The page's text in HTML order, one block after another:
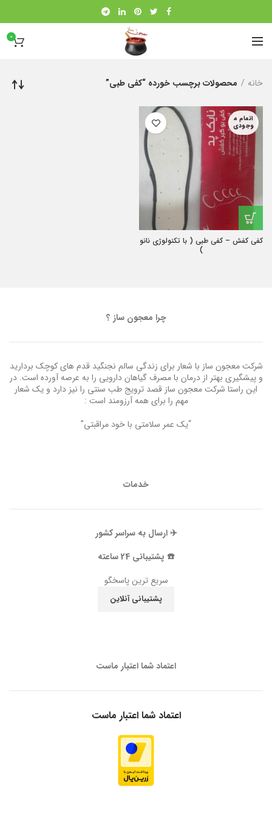
0
خانه محصولات برچسب خورده “کفی طبی”
اتمام م
وجودی
کفی کفش – کفی طبی ( با تکنولوژی نانو
)
چرا معجون ساز ؟
شرکت معجون ساز با شعار برای زندگی سالم نجنگید قدم های کوچک بردارید
و پیشگیری بهتر از درمان با مصرف گیاهان دارویی را به عرصه آورده است. در
این راستا شرکت معجون ساز قصد ترویج طب سنتی را نیز دارد و یک شعار
مهم را برای همه آرزومند است :
“یک عمر سلامتی با خود مراقبتی”
خدمات
✈️ ارسال به سراسر کشور
☎️ پشتیبانی 24 ساعته
سریع ترین پاسخگو
پشتیبانی آنلاین
اعتماد شما اعتبار ماست
اعتماد شما اعتبار ماست